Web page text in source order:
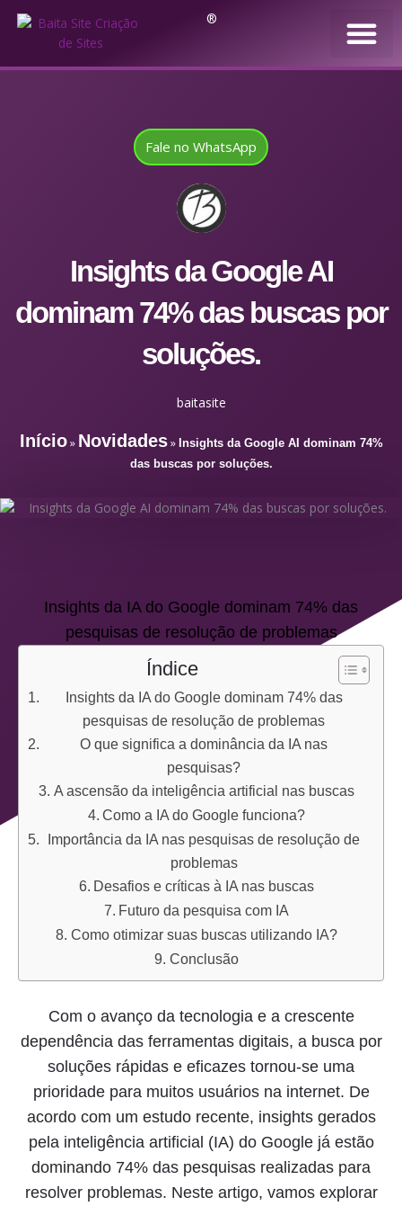
®
Fale no WhatsApp
Insights da Google AI
dominam 74% das buscas por
soluções.
baitasite
Início» Novidades» Insights da Google AI dominam 74%
das buscas por soluções.
Insights da IA do Google dominam 74% das
pesquisas de resolução de problemas
Índice
Insights da IA do Google dominam 74% das
pesquisas de resolução de problemas
O que significa a dominância da IA nas
pesquisas?
A ascensão da inteligência artificial nas buscas
Como a IA do Google funciona?
Importância da IA nas pesquisas de resolução de
problemas
Desafios e críticas à IA nas buscas
Futuro da pesquisa com IA
Como otimizar suas buscas utilizando IA?
Conclusão
Com o avanço da tecnologia e a crescente
dependência das ferramentas digitais, a busca por
soluções rápidas e eficazes tornou-se uma
prioridade para muitos usuários na internet. De
acordo com um estudo recente, insights gerados
pela inteligência artificial (IA) do Google já estão
dominando 74% das pesquisas realizadas para
resolver problemas. Neste artigo, vamos explorar